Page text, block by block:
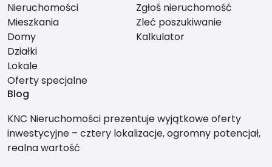
Nieruchomości
Mieszkania
Domy
Działki
Lokale
Oferty specjalne
Zgłoś nieruchomość
Zleć poszukiwanie
Kalkulator
Blog
KNC Nieruchomości prezentuje wyjątkowe oferty
inwestycyjne – cztery lokalizacje, ogromny potencjał,
realna wartość